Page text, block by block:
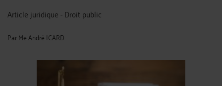
Article juridique - Droit public
ParMe André ICARD